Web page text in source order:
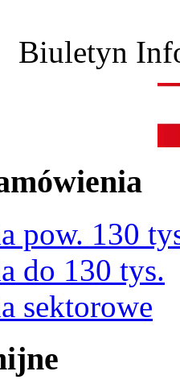
Biuletyn
pow. 130
do 130 tys.
sektorowe